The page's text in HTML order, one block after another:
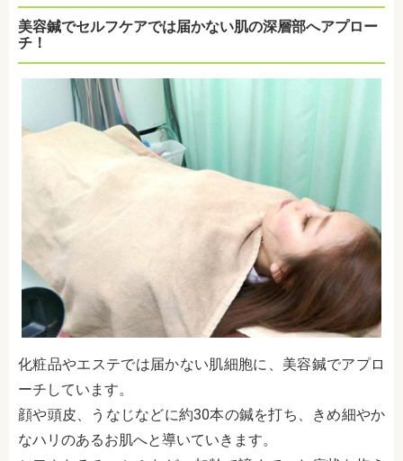
美容鍼でセルフケアでは届かない肌の深層部へアプロー
チ！
化粧品やエステでは届かない肌細胞に、美容鍼でアプロ
ーチしています。
顔や頭皮、うなじなどに約30本の鍼を打ち、きめ細やか
なハリのあるお肌へと導いていきます。